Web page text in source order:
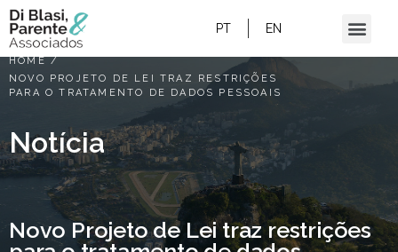
PT EN
HOME /
NOVO PROJETO DE LEI TRAZ RESTRIÇÕES
PARA O TRATAMENTO DE DADOS PESSOAIS
Notícia
Novo Projeto de Lei traz restrições